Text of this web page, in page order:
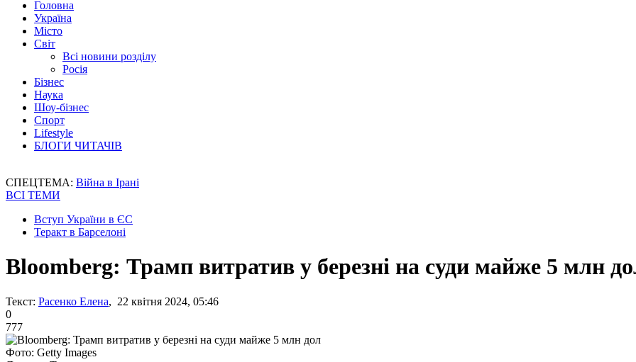
Головна
Україна
Місто
Світ
Всі новини розділу
Росія
Бізнес
Наука
Шоу-бізнес
Спорт
Lifestyle
БЛОГИ ЧИТАЧІВ
СПЕЦТЕМА: Війна в Ірані
ВСІ ТЕМИ
Вступ України в ЄС
Теракт в Барселоні
Bloomberg: Трамп витратив у березні на суди майже 5 млн
Текст: Расенко Елена, 22 квітня 2024, 05:46
0
777
Фото: Getty Images